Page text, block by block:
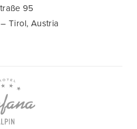
95
Tirol, Austria